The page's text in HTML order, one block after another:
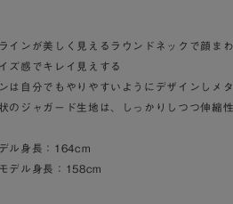
インが美しく見えるラウンドネックで顔ま
ズ感でキレイ見えする
は自分でもやりやすいようにデザインしメ
のジャガード生地は、しっかりしつつ伸縮
ル身長：164cm
デル身長：158cm